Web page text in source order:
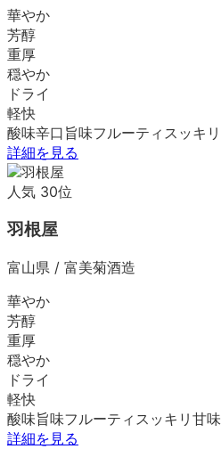
華やか
芳醇
重厚
穏やか
ドライ
軽快
酸味辛口 旨味フルーティ スッキリ
詳細を見る
人気 30位
羽根屋
富山県 / 富美菊酒造
華やか
芳醇
重厚
穏やか
ドライ
軽快
酸味旨味フルーティ スッキリ 甘味
詳細を見る